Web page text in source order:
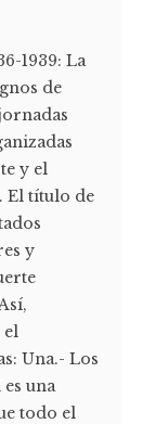
1939: La
de
y el
El título de
y
el
Una.- Los
una
todo el